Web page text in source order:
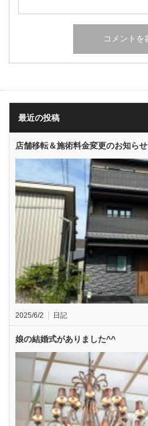
最近の投稿
店舗移転＆施術料金変更のお知らせ
2025/6/2 日記
娘の結婚式がありました^^